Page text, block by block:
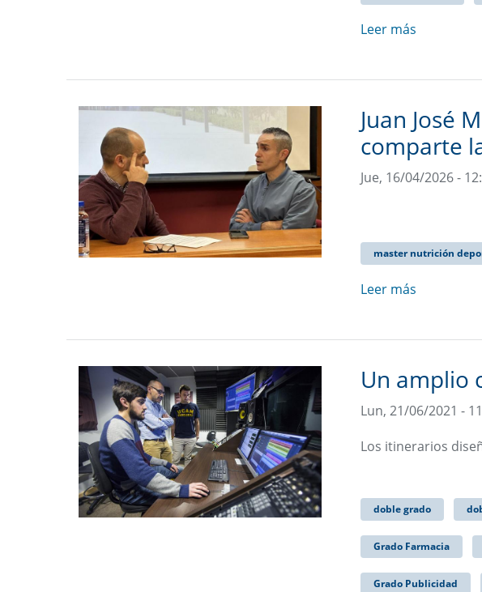
Leer más
Juan José
comparte
Jue, 16/04/2026 -
master nutrición
Leer más
Un amplio
Lun, 21/06/2021 -
Los itinerarios
doble grado
Grado Farmacia
Grado Publicidad